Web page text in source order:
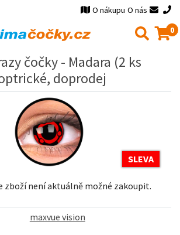
O nákupu O nás
0
čočky - Madara (2 ks
doprodej
SLEVA
zboží není aktuálně možné zakoupit.
maxvue vision